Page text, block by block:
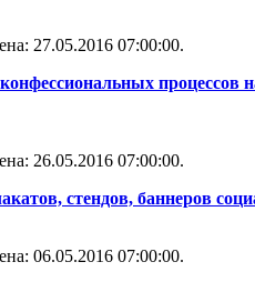
27.05.2016 07:00:00.
процессов
26.05.2016 07:00:00.
стендов, баннеров
06.05.2016 07:00:00.